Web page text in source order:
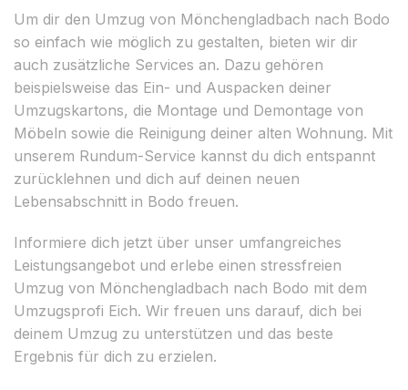
Um dir den Umzug von Mönchengladbach nach Bodo
so einfach wie möglich zu gestalten, bieten wir dir
auch zusätzliche Services an. Dazu gehören
beispielsweise das Ein- und Auspacken deiner
Umzugskartons, die Montage und Demontage von
Möbeln sowie die Reinigung deiner alten Wohnung. Mit
unserem Rundum-Service kannst du dich entspannt
zurücklehnen und dich auf deinen neuen
Lebensabschnitt in Bodo freuen.
Informiere dich jetzt über unser umfangreiches
Leistungsangebot und erlebe einen stressfreien
Umzug von Mönchengladbach nach Bodo mit dem
Umzugsprofi Eich. Wir freuen uns darauf, dich bei
deinem Umzug zu unterstützen und das beste
Ergebnis für dich zu erzielen.